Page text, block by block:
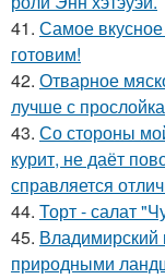
41. Самое
готовим!
42. Отварное
лучше с
43. Со стороны
курит, не даёт
справляется
44. Торт - салат
45. Владимирский
природными